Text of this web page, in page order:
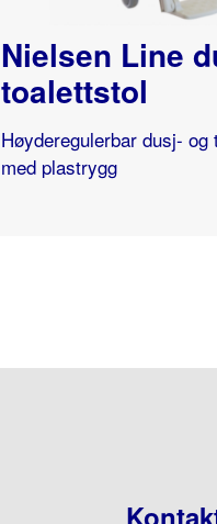
Nielsen Line
toalettstol
Høyderegulerbar dusj- og
med plastrygg